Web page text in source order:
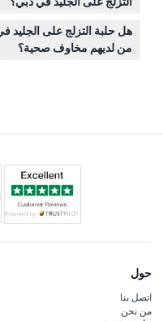
مهنية، ومن الأفضل الحجز
تتوفر خزائن للإيجار خلال
الخفيفة في الموقع
ليتمكن الأصدقاء والعائلة من
هل حلبة التزلج على الجليد
من لديهم مخاوف صحية؟
حول
اتصل بنا
من نحن